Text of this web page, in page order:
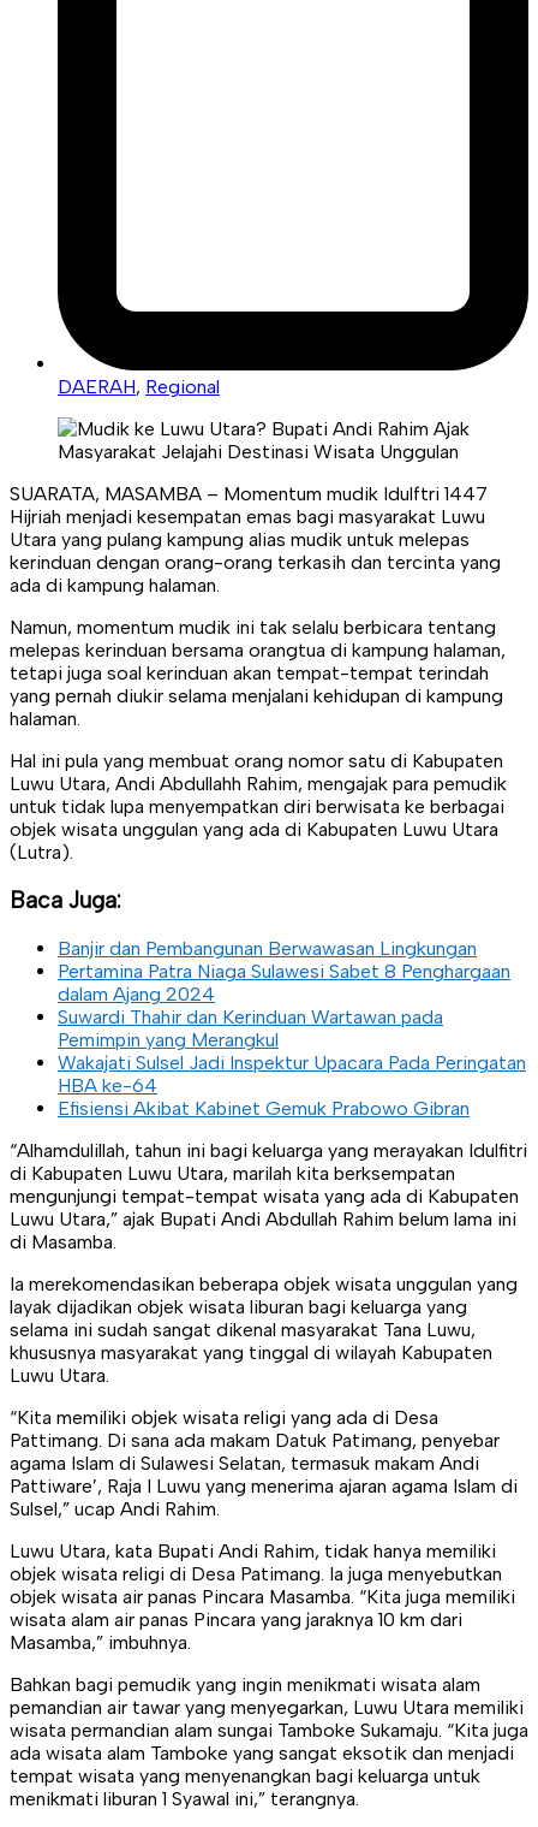
DAERAH, Regional
SUARATA, MASAMBA – Momentum mudik Idulftri 1447
Hijriah menjadi kesempatan emas bagi masyarakat Luwu
Utara yang pulang kampung alias mudik untuk melepas
kerinduan dengan orang-orang terkasih dan tercinta yang
ada di kampung halaman.
Namun, momentum mudik ini tak selalu berbicara tentang
melepas kerinduan bersama orangtua di kampung halaman,
tetapi juga soal kerinduan akan tempat-tempat terindah
yang pernah diukir selama menjalani kehidupan di kampung
halaman.
Hal ini pula yang membuat orang nomor satu di Kabupaten
Luwu Utara, Andi Abdullahh Rahim, mengajak para pemudik
untuk tidak lupa menyempatkan diri berwisata ke berbagai
objek wisata unggulan yang ada di Kabupaten Luwu Utara
(Lutra).
Baca Juga:
Banjir dan Pembangunan Berwawasan Lingkungan
Pertamina Patra Niaga Sulawesi Sabet 8 Penghargaan
dalam Ajang 2024
Suwardi Thahir dan Kerinduan Wartawan pada
Pemimpin yang Merangkul
Wakajati Sulsel Jadi Inspektur Upacara Pada Peringatan
HBA ke-64
Efisiensi Akibat Kabinet Gemuk Prabowo Gibran
“Alhamdulillah, tahun ini bagi keluarga yang merayakan Idulfitri
di Kabupaten Luwu Utara, marilah kita berksempatan
mengunjungi tempat-tempat wisata yang ada di Kabupaten
Luwu Utara,” ajak Bupati Andi Abdullah Rahim belum lama ini
di Masamba.
Ia merekomendasikan beberapa objek wisata unggulan yang
layak dijadikan objek wisata liburan bagi keluarga yang
selama ini sudah sangat dikenal masyarakat Tana Luwu,
khususnya masyarakat yang tinggal di wilayah Kabupaten
Luwu Utara.
“Kita memiliki objek wisata religi yang ada di Desa
Pattimang. Di sana ada makam Datuk Patimang, penyebar
agama Islam di Sulawesi Selatan, termasuk makam Andi
Pattiware’, Raja I Luwu yang menerima ajaran agama Islam di
Sulsel,” ucap Andi Rahim.
Luwu Utara, kata Bupati Andi Rahim, tidak hanya memiliki
objek wisata religi di Desa Patimang. Ia juga menyebutkan
objek wisata air panas Pincara Masamba. “Kita juga memiliki
wisata alam air panas Pincara yang jaraknya 10 km dari
Masamba,” imbuhnya.
Bahkan bagi pemudik yang ingin menikmati wisata alam
pemandian air tawar yang menyegarkan, Luwu Utara memiliki
wisata permandian alam sungai Tamboke Sukamaju. “Kita juga
ada wisata alam Tamboke yang sangat eksotik dan menjadi
tempat wisata yang menyenangkan bagi keluarga untuk
menikmati liburan 1 Syawal ini,” terangnya.